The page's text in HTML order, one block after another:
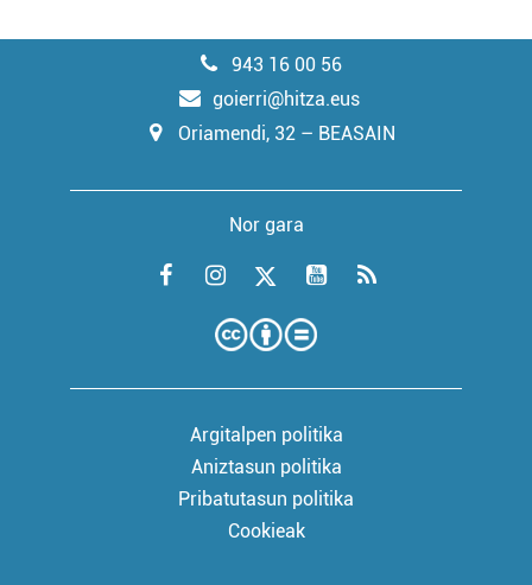
943 16 00 56
goierri@hitza.eus
Oriamendi, 32 – BEASAIN
Nor gara
Argitalpen politika
Aniztasun politika
Pribatutasun politika
Cookieak